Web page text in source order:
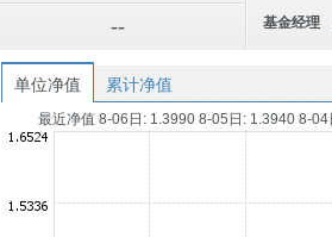
-- 基金经理
单位净值 累计净值
最近净值 8-06日: 1.3990 8-05日: 1.3940 8-